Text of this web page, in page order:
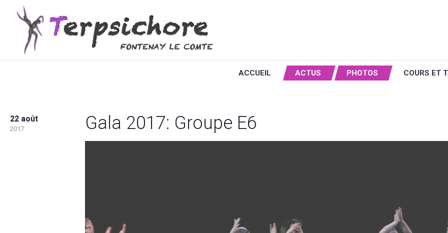
ACCUEIL ACTUS PHOTOS COURS ET
22 août
2017 Gala 2017: Groupe E6